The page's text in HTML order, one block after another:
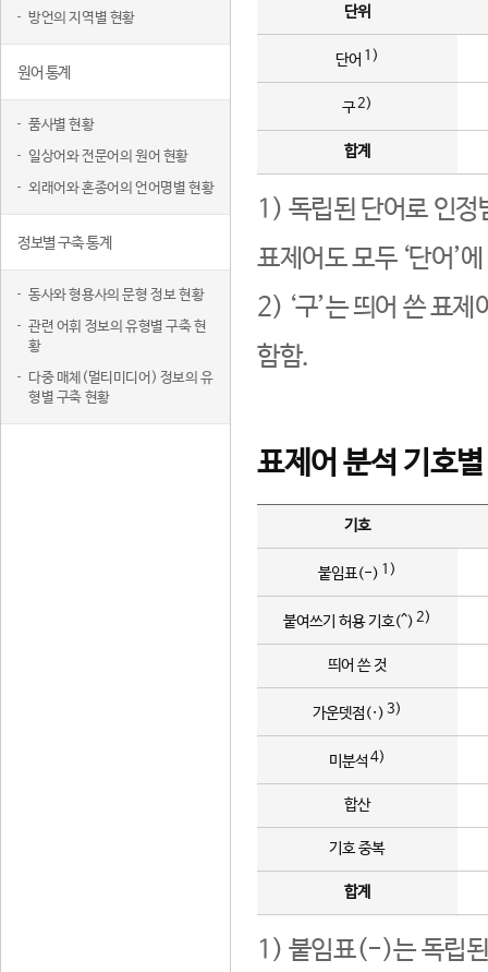
방언의 지역별 현황
원어 통계
품사별 현황
일상어와 전문어의 원어 현황
외래어와 혼종어의 언어명별 현황
정보별 구축 통계
동사와 형용사의 문형 정보 현황
관련 어휘 정보의 유형별 구축 현
황
다중 매체(멀티미디어) 정보의 유
형별 구축 현황
단위
단어 1)
구2)
합계
1) 독립된 단어로 인정
표제어도 모두 ‘단어’
2) ‘구’는 띄어 쓴 표
함함.
표제어 분석 기호
기호
붙임표(-) 1)
붙여쓰기 허용 기호(^) 2)
띄어 쓴 것
가운뎃점(·) 3)
미분석 4)
합산
기호 중복
합계
1) 붙임표(-)는 독립된